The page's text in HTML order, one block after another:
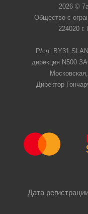
2026 ©
Общество с
224020
Р/сч: BY31
дирекция N500
Директор
Дата